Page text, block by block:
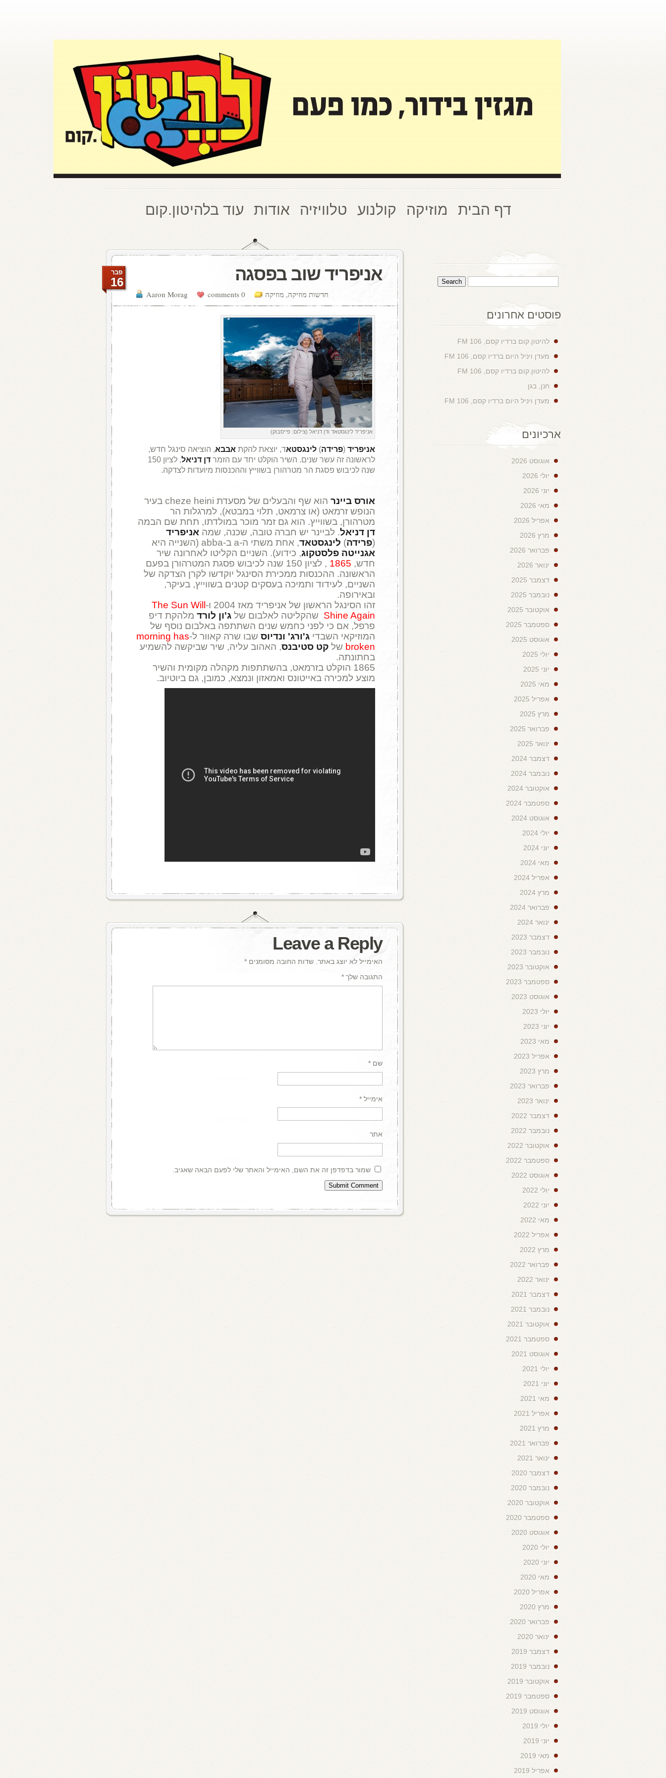
דף הבית מוזיקה קולנוע טלוויזיה אודות עוד בלהיטון.קום
אניפריד שוב בפסגה
Aaron Morag 0 comments חדשות מוזיקה, מוזיקה
פבר
16
אניפריד לינגסטאד ודן דניאל (צילום: פייסבוק)
אניפריד (פרידה) לינגסטאד, יוצאת להקת אבבא, הוציאה סינגל חדש,
לראשונה זה עשר שנים. השיר הוקלט יחד עם הזמר דן דניאל
, לציון 150
שנה לכיבוש פסגת הר מטרהורן בשווייץ וההכנסות מיועדות לצדקה.
אורס ביינר
הוא שף והבעלים של מסעדת cheze heini בעיר
הנופש זרמאט (או צרמאט, תלוי במבטא), למרגלות הר
מטרהורן, בשווייץ. הוא גם זמר מוכר במולדתו, תחת שם הבמה
דן דניאל. לביינר יש חברה טובה, שכנה, שמה אניפריד
(פרידה) לינגסטאד, אחת משתי ה-a ב-abba (השנייה היא
אגנייטה פלסטקוג, כידוע). השניים הקליטו לאחרונה שיר
חדש, 1865
, לציון 150 שנה לכיבוש פסגת המטרהורן בפעם
הראשונה. ההכנסות ממכירת הסינגל יוקדשו לקרן הצדקה של
השניים, לעידוד ותמיכה בעסקים קטנים בשווייץ, בעיקר,
ובאירופה.
זהו הסינגל הראשון של אניפריד מאז 2004 ו-
The Sun Will
Shine Again שהקליטה לאלבום של ג'ון לורד מלהקת דיפ
פרפל, אם כי לפני כחמש שנים השתתפה באלבום נוסף של
המוזיקאי השבדי ג'ורג' ונדיוס שבו שרה קאוור ל-morning has
broken של קט סטיבנס, האהוב עליה, שיר שביקשה להשמיע
בחתונתה.
1865 הוקלט בזרמאט, בהשתתפות מקהלה מקומית והשיר
מוצע למכירה באייטונס ואמאזון ונמצא, כמובן, גם ביוטיוב.
Leave a Reply
האימייל לא יוצג באתר. שדות החובה מסומנים *
התגובה שלך *
שם *
אימייל *
אתר
שמור בדפדפן זה את השם, האימייל והאתר שלי לפעם הבאה שאגיב.
פוסטים אחרונים
להיטון.קום ברדיו קסם, 106 FM
מעדן ויניל היום ברדיו קסם, 106 FM
להיטון.קום ברדיו קסם, 106 FM
חנן, בגן
מעדן ויניל היום ברדיו קסם, 106 FM
ארכיונים
אוגוסט 2026
יולי 2026
יוני 2026
מאי 2026
אפריל 2026
מרץ 2026
פברואר 2026
ינואר 2026
דצמבר 2025
נובמבר 2025
אוקטובר 2025
ספטמבר 2025
אוגוסט 2025
יולי 2025
יוני 2025
מאי 2025
אפריל 2025
מרץ 2025
פברואר 2025
ינואר 2025
דצמבר 2024
נובמבר 2024
אוקטובר 2024
ספטמבר 2024
אוגוסט 2024
יולי 2024
יוני 2024
מאי 2024
אפריל 2024
מרץ 2024
פברואר 2024
ינואר 2024
דצמבר 2023
נובמבר 2023
אוקטובר 2023
ספטמבר 2023
אוגוסט 2023
יולי 2023
יוני 2023
מאי 2023
אפריל 2023
מרץ 2023
פברואר 2023
ינואר 2023
דצמבר 2022
נובמבר 2022
אוקטובר 2022
ספטמבר 2022
אוגוסט 2022
יולי 2022
יוני 2022
מאי 2022
אפריל 2022
מרץ 2022
פברואר 2022
ינואר 2022
דצמבר 2021
נובמבר 2021
אוקטובר 2021
ספטמבר 2021
אוגוסט 2021
יולי 2021
יוני 2021
מאי 2021
אפריל 2021
מרץ 2021
פברואר 2021
ינואר 2021
דצמבר 2020
נובמבר 2020
אוקטובר 2020
ספטמבר 2020
אוגוסט 2020
יולי 2020
יוני 2020
מאי 2020
אפריל 2020
מרץ 2020
פברואר 2020
ינואר 2020
דצמבר 2019
נובמבר 2019
אוקטובר 2019
ספטמבר 2019
אוגוסט 2019
יולי 2019
יוני 2019
מאי 2019
אפריל 2019